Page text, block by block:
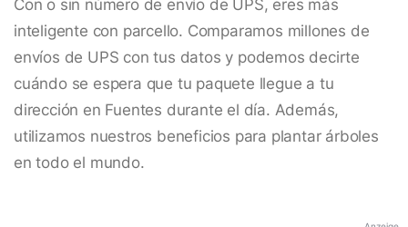
Con o sin número de envío de UPS, eres más
inteligente con parcello. Comparamos millones de
envíos de UPS con tus datos y podemos decirte
cuándo se espera que tu paquete llegue a tu
dirección en Fuentes durante el día. Además,
utilizamos nuestros beneficios para plantar árboles
en todo el mundo.